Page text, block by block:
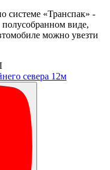
системе «Транспак» -
полусобранном виде,
можно увезти
севера 12м